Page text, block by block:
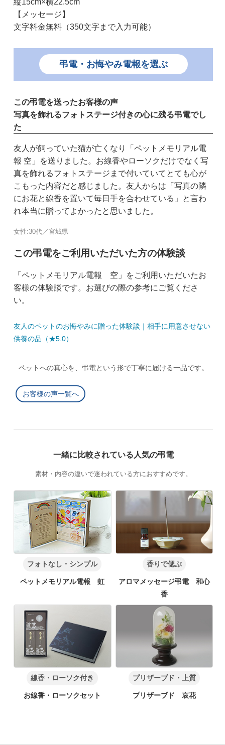
【メッセージ】
文字料金無料（350文字まで入力可能）
弔電・お悔やみ電報を選ぶ
この弔電を送ったお客様の声
写真を飾れるフォトステージ付きの心に残る弔電でし
た
友人が飼っていた猫が亡くなり「ペットメモリアル電
報 空」を送りました。お線香やローソクだけでなく写
真を飾れるフォトステージまで付いていてとても心が
こもった内容だと感じました。友人からは「写真の隣
にお花と線香を置いて毎日手を合わせている」と言わ
れ本当に贈ってよかったと思いました。
女性:30代／宮城県
この弔電をご利用いただいた方の体験談
「ペットメモリアル電報 空」をご利用いただいたお
客様の体験談です。お選びの際の参考にご覧くださ
い。
友人のペットのお悔やみに贈った体験談｜相手に用意させない
供養の品（★5.0）
ペットへの真心を、弔電という形で丁寧に届ける一品です。
お客様の声一覧へ
一緒に比較されている人気の弔電
素材・内容の違いで迷われている方におすすめです。
フォトなし・シンプル
ペットメモリアル電報 虹
香りで偲ぶ
アロマメッセージ弔電 和心
香
線香・ローソク付き
お線香・ローソクセット
プリザーブド・上質
プリザーブド 哀花